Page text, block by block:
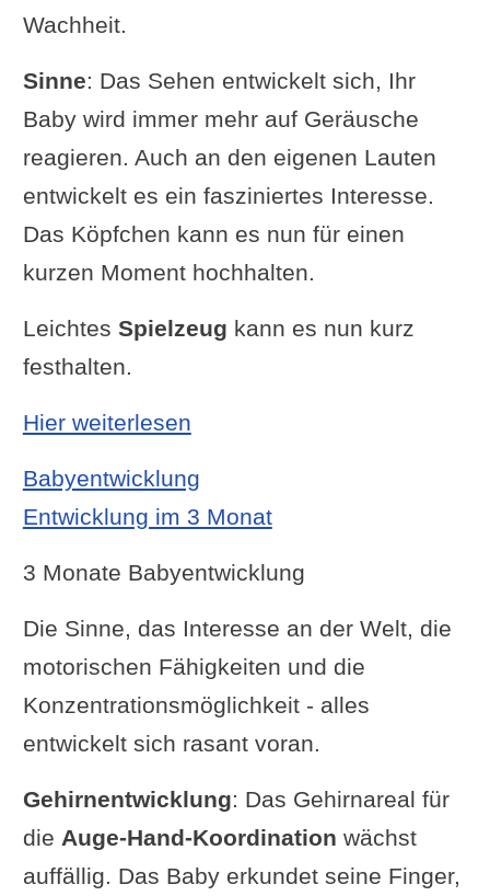
Wachheit.
Sinne: Das Sehen entwickelt sich, Ihr
Baby wird immer mehr auf Geräusche
reagieren. Auch an den eigenen Lauten
entwickelt es ein fasziniertes Interesse.
Das Köpfchen kann es nun für einen
kurzen Moment hochhalten.
Leichtes Spielzeug kann es nun kurz
festhalten.
Hier weiterlesen: Entwicklung im 2 Monat
Babyentwicklung
Entwicklung im 3 Monat
3 Monate Babyentwicklung
Die Sinne, das Interesse an der Welt, die
motorischen Fähigkeiten und die
Konzentrationsmöglichkeit - alles
entwickelt sich rasant voran.
Gehirnentwicklung: Das Gehirnareal für
die Auge-Hand-Koordination wächst
auffällig. Das Baby erkundet seine Finger,